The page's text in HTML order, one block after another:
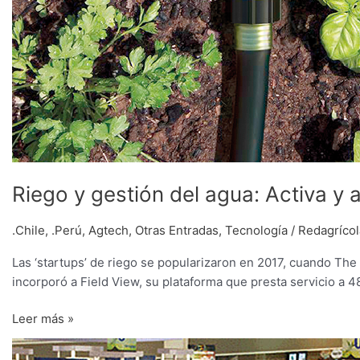
Riego y gestión del agua: Activa y
.Chile, .Perú, Agtech, Otras Entradas, Tecnología /
Las ‘startups’ de riego se popularizaron en 2017, cuando
incorporó a Field View, su plataforma que presta servicio a
Leer más »
Novedades